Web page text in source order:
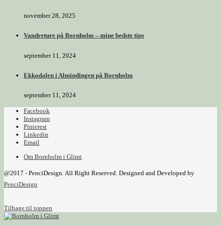
november 28, 2025
Vandreture på Bornholm – mine bedste tips
september 11, 2024
Ekkodalen i Almindingen på Bornholm
september 11, 2024
Facebook
Instagram
Pinterest
Linkedin
Email
Om Bornholm i Glimt
@2017 - PenciDesign. All Right Reserved. Designed and Developed by
PenciDesign
Tilbage til toppen